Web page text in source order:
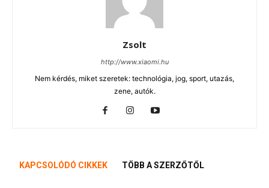
Zsolt
http://www.xiaomi.hu
Nem kérdés, miket szeretek: technológia, jog, sport, utazás,
zene, autók.
KAPCSOLÓDÓ CIKKEK TÖBB A SZERZŐTŐL